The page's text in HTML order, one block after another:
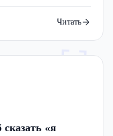
[]
Читать
«я